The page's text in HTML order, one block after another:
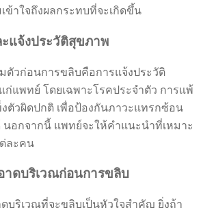
ข้าใจถึงผลกระทบที่จะเกิดขึ้น
แจ้งประวัติสุขภาพ
ตัวก่อนการขลิบคือการแจ้งประวัติ
ก่แพทย์ โดยเฉพาะโรคประจำตัว การแพ้
ตัวผิดปกติ เพื่อป้องกันภาวะแทรกซ้อน
นอกจากนี้ แพทย์จะให้คำแนะนำที่เหมาะ
ละคน
าดบริเวณก่อนการขลิบ
บริเวณที่จะขลิบเป็นหัวใจสำคัญ ยิ่งถ้า